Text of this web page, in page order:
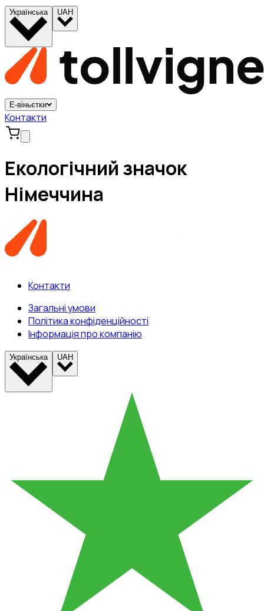
Українська UAH
Е-віньєтки
Контакти
Екологічний значок
Німеччина
Контакти
Загальні умови
Політика конфіденційності
Інформація про компанію
Українська UAH